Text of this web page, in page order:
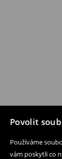
Povolit
Používáme
vám poskytli co